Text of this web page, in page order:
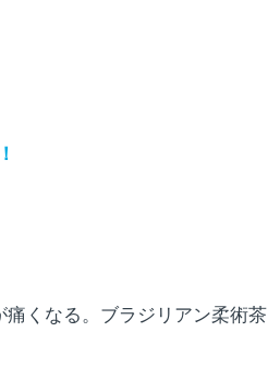
くなる。ブラジリアン柔術茶